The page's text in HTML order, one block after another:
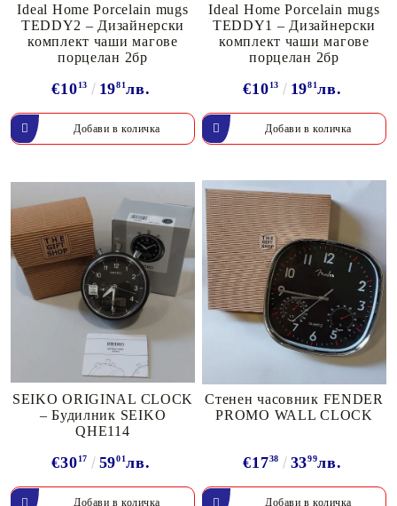
Ideal Home Porcelain mugs
TEDDY2 – Дизайнерски
комплект чаши магове
порцелан 2бр
€1013 1981лв.
Ideal Home Porcelain mugs
TEDDY1 – Дизайнерски
комплект чаши магове
порцелан 2бр
€1013 1981лв.
SEIKO ORIGINAL CLOCK
– Будилник SEIKO
QHE114
€3017 5901лв.
Стенен часовник FENDER
PROMO WALL CLOCK
€1738 3399лв.